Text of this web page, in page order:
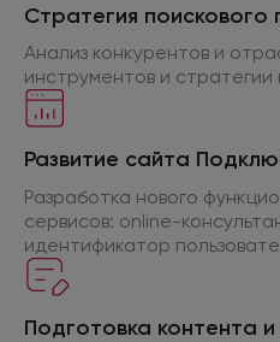
Стратегия поискового
Анализ конкурентов и
инструментов и стратегии
Развитие сайта
Разработка нового
сервисов: online-
идентификатор
Подготовка контента